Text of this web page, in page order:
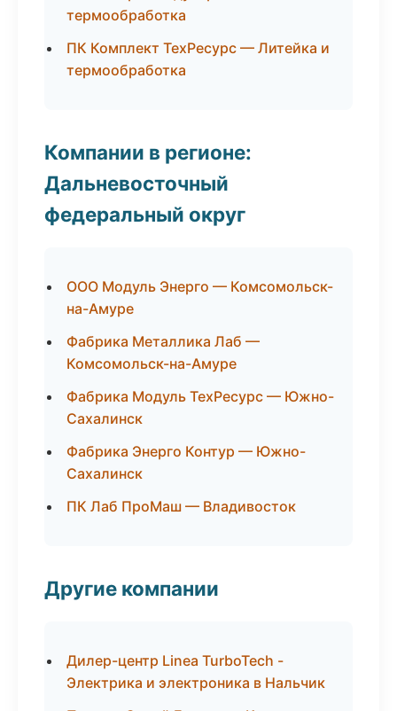
термообработка
ПК Комплект ТехРесурс — Литейка и
термообработка
Компании в регионе:
Дальневосточный
федеральный округ
ООО Модуль Энерго — Комсомольск-
на-Амуре
Фабрика Металлика Лаб —
Комсомольск-на-Амуре
Фабрика Модуль ТехРесурс — Южно-
Сахалинск
Фабрика Энерго Контур — Южно-
Сахалинск
ПК Лаб ПроМаш — Владивосток
Другие компании
Дилер-центр Linea TurboTech -
Электрика и электроника в Нальчик